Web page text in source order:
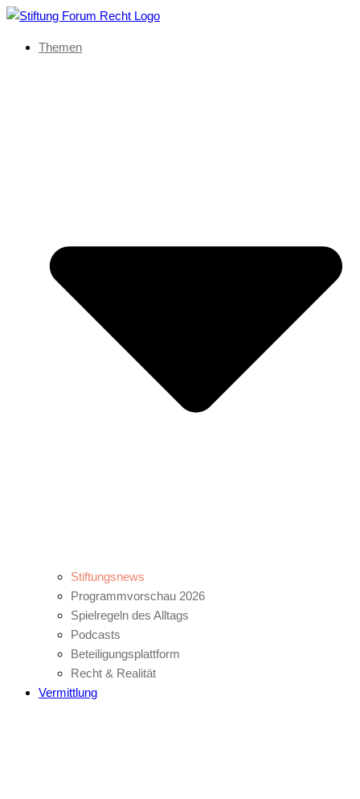
Themen
Stiftungsnews
Programmvorschau 2026
Spielregeln des Alltags
Podcasts
Beteiligungsplattform
Recht & Realität
Vermittlung